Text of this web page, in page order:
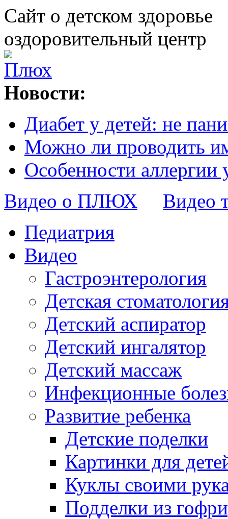
Сайт о детском здоровье
оздоровительный центр
Новости:
Диабет у детей: не
Можно ли проводить
Особенности аллергии
Видео о ПЛЮХ
Видео
Педиатрия
Видео
Гастроэнтерология
Детская
Детский аспиратор
Детский ингалятор
Детский массаж
Инфекционные
Развитие ребенка
Детские поделки
Картинки для
Куклы своими
Подделки из